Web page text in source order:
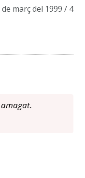
març del 1999 / 4